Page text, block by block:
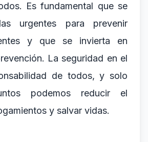
Es fundamental que se
urgentes para prevenir
y que se invierta en
La seguridad en el
de todos, y solo
podemos reducir el
y salvar vidas.